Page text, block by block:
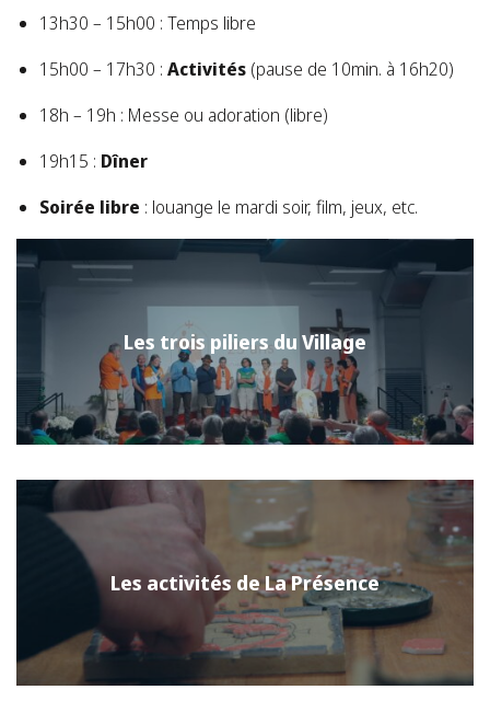
13h30 – 15h00 : Temps libre
15h00 – 17h30 : Activités (pause de 10min. à 16h20)
18h – 19h : Messe ou adoration (libre)
19h15 : Dîner
Soirée libre : louange le mardi soir, film, jeux, etc.
Les trois piliers du Village
Les activités de La Présence